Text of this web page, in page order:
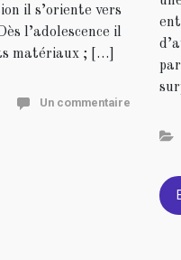
il s’oriente vers
l’adolescence il
matériaux ; […]
Un commentaire